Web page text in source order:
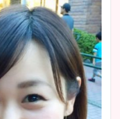
実悠アナのメガネ画像が
わいい！カップや水着姿も
まとめた！
水麻椰アナのかわいい画
！身長やカップ、同期や
wikiプロフもチェック！
彩香アナのかわいいカッ
画像まとめ！同期や実家に